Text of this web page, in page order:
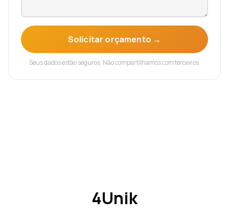
Solicitar orçamento →
Seus dados estão seguros. Não compartilhamos com terceiros.
4Unik